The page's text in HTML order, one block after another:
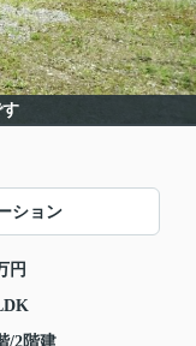
す
ション
円
/2階建